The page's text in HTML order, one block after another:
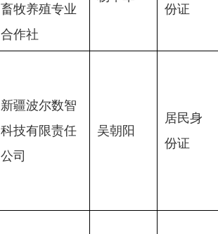
畜牧养殖专业
合作社
份证
新疆波尔数智
科技有限责任
公司
吴朝阳
居民身
份证